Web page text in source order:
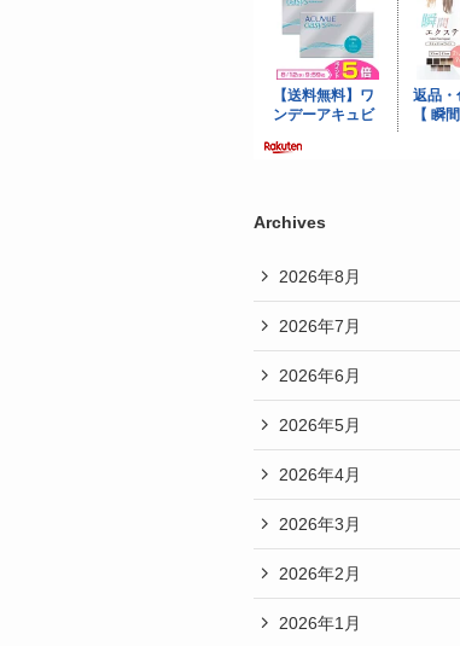
Archives
2026年8月
2026年7月
2026年6月
2026年5月
2026年4月
2026年3月
2026年2月
2026年1月